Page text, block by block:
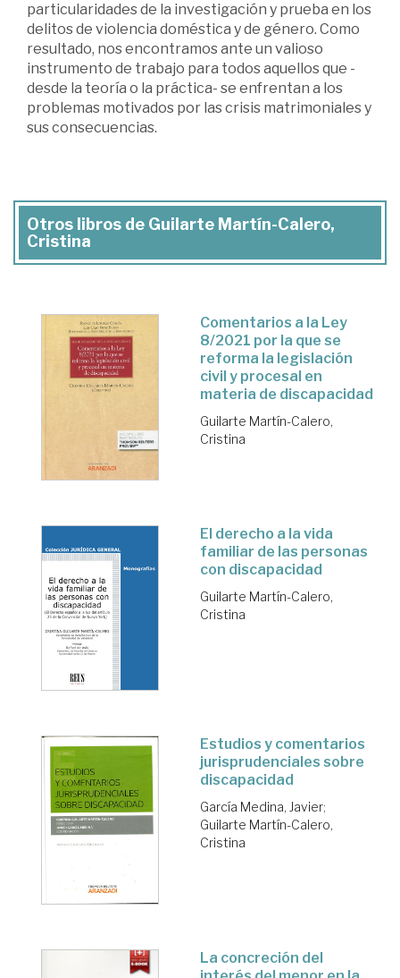
particularidades de la investigación y prueba en los
delitos de violencia doméstica y de género. Como
resultado, nos encontramos ante un valioso
instrumento de trabajo para todos aquellos que -
desde la teoría o la práctica- se enfrentan a los
problemas motivados por las crisis matrimoniales y
sus consecuencias.
Otros libros de Guilarte Martín-Calero,
Cristina
Comentarios a la Ley
8/2021 por la que se
reforma la legislación
civil y procesal en
materia de discapacidad
Guilarte Martín-Calero,
Cristina
El derecho a la vida
familiar de las personas
con discapacidad
Guilarte Martín-Calero,
Cristina
Estudios y comentarios
jurisprudenciales sobre
discapacidad
García Medina, Javier;
Guilarte Martín-Calero,
Cristina
La concreción del